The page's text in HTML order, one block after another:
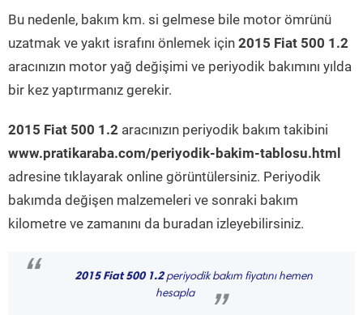
Bu nedenle, bakım km. si gelmese bile motor ömrünü
uzatmak ve yakıt israfını önlemek için 2015 Fiat 500 1.2
aracınızın motor yağ değişimi ve periyodik bakımını yılda
bir kez yaptırmanız gerekir.
2015 Fiat 500 1.2 aracınızın periyodik bakım takibini
www.pratikaraba.com/periyodik-bakim-tablosu.html
adresine tıklayarak online görüntülersiniz. Periyodik
bakımda değişen malzemeleri ve sonraki bakım
kilometre ve zamanını da buradan izleyebilirsiniz.
“ 2015 Fiat 500 1.2periyodik bakım fiyatını hemen
hesapla